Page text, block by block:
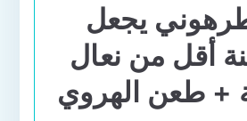
يجعل
أقل من نعال
+ طعن الهروي